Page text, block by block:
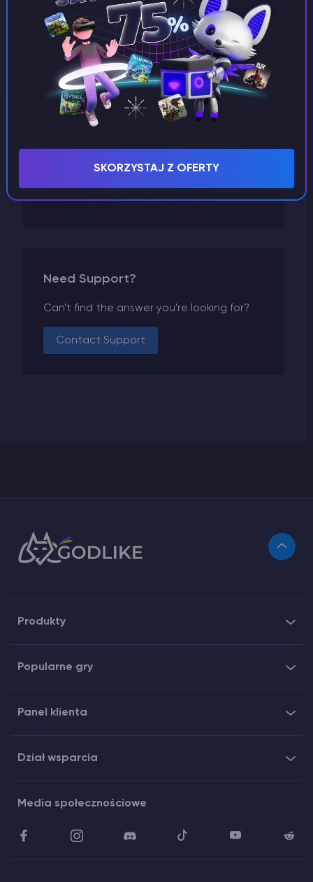
Godlike Panel
Garry's Mod
Fakturowanie
Factorio
Enshrouded
Don't Starve Together
Conan Exiles
Need Support?
Can't find the answer you're looking for?
Contact Support
SKORZYSTAJ Z OFERTY
Produkty
Popularne gry
Panel klienta
Dział wsparcia
Media społecznościowe